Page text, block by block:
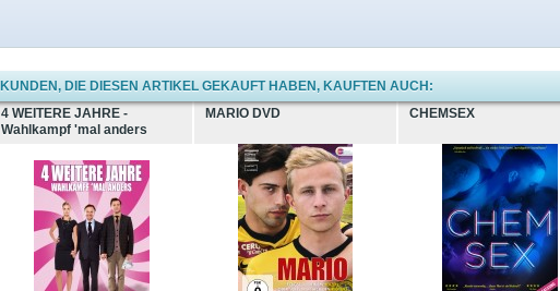
KUNDEN, DIE DIESEN ARTIKEL GEKAUFT HABEN, KAUFTEN AUCH:
4 WEITERE JAHRE -
Wahlkampf 'mal anders
MARIO DVD CHEMSEX